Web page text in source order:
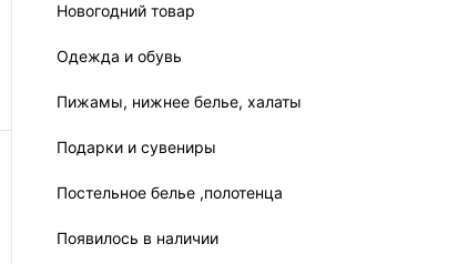
Новогодний товар
Одежда и обувь
Пижамы, нижнее белье, халаты
Подарки и сувениры
Постельное белье ,полотенца
Появилось в наличии